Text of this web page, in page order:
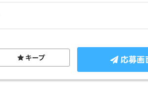
応募画
キープ